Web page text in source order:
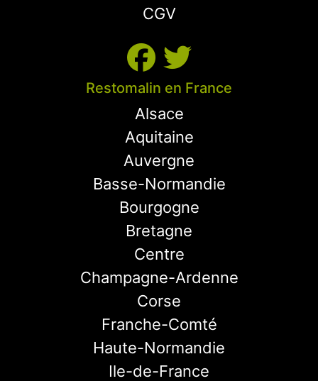
CGV
Restomalin en France
Alsace
Aquitaine
Auvergne
Basse-Normandie
Bourgogne
Bretagne
Centre
Champagne-Ardenne
Corse
Franche-Comté
Haute-Normandie
Ile-de-France